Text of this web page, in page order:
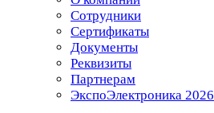
Сотрудники
Сертификаты
Документы
Реквизиты
Партнерам
ЭкспоЭлектроника 2026